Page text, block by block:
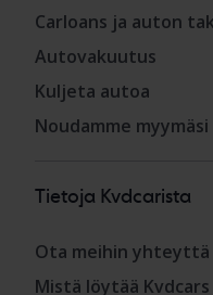
Carloans ja auton
Autovakuutus
Kuljeta autoa
Noudamme
Tietoja Kvdcarista
Ota meihin yhteyttä
Mistä löytää Kvdcars